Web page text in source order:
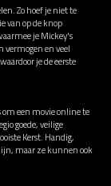
Zo hoef je niet te
van op de knop
je Mickey's
vermogen en veel
je de eerste
om een movie online te
goede, veilige
Kerst. Handig,
maar ze kunnen ook